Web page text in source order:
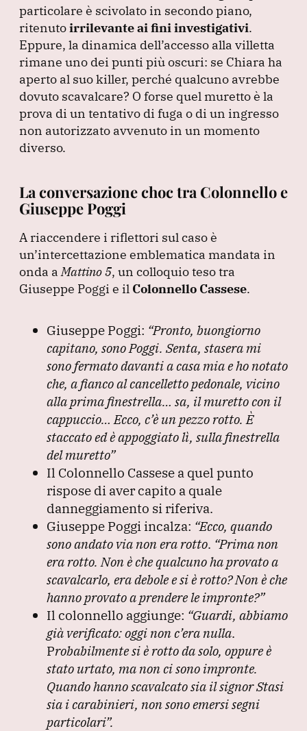
particolare è scivolato in secondo piano,
ritenutoirrilevante ai fini investigativi.
Eppure, la dinamica dell’accesso alla villetta
rimane uno dei punti più oscuri: se Chiara ha
aperto al suo killer, perché qualcuno avrebbe
dovuto scavalcare? O forse quel muretto è la
prova di un tentativo di fuga o di un ingresso
non autorizzato avvenuto in un momento
diverso.
La conversazione choc tra Colonnello e
Giuseppe Poggi
A riaccendere i riflettori sul caso è
un’intercettazione emblematica mandata in
onda aMattino 5, un colloquio teso tra
Giuseppe Poggi e il Colonnello Cassese.
Giuseppe Poggi: “Pronto, buongiorno
capitano, sono Poggi. Senta, stasera mi
sono fermato davanti a casa mia e ho notato
che, a fianco al cancelletto pedonale, vicino
alla prima finestrella… sa, il muretto con il
cappuccio… Ecco, c’è un pezzo rotto. È
staccato ed è appoggiato lì, sulla finestrella
del muretto”
Il Colonnello Cassese a quel punto
rispose di aver capito a quale
danneggiamento si riferiva.
Giuseppe Poggi incalza: “Ecco, quando
sono andato via non era rotto. “Prima non
era rotto. Non è che qualcuno ha provato a
scavalcarlo, era debole e si è rotto? Non è che
hanno provato a prendere le impronte?”
Il colonnello aggiunge: “Guardi, abbiamo
già verificato: oggi non c’era nulla.
Probabilmente si è rotto da solo, oppure è
stato urtato, ma non ci sono impronte.
Quando hanno scavalcato sia il signor Stasi
sia i carabinieri, non sono emersi segni
particolari”.